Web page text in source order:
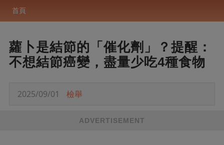
首頁
蘿卜是結節的「催化劑」？提醒：
不想結節癌變，盡量少吃4種食物
2025/09/01 檢舉
ADVERTISEMENT